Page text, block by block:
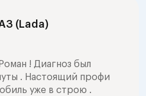
(Lada)
! Диагноз был
. Настоящий профи
уже в строю .